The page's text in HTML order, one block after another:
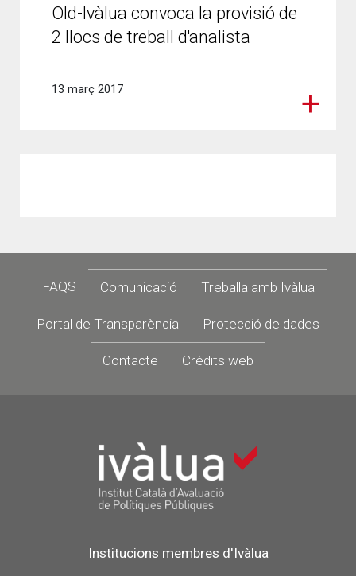
Old-Ivàlua convoca la provisió de
2 llocs de treball d'analista
13 març 2017
Footer
FAQS Comunicació Treballa amb Ivàlua
Portal de Transparència Protecció de dades
Contacte Crèdits web
Institucions membres d'Ivàlua